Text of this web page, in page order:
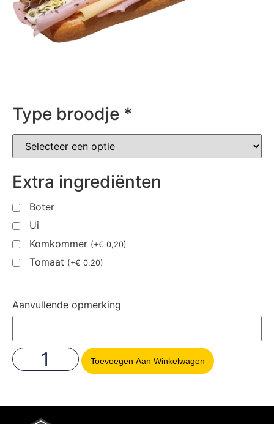
Type broodje *
Extra ingrediënten
Boter
Ui
Komkommer (+€ 0,20)
Tomaat (+€ 0,20)
Aanvullende opmerking
Toevoegen Aan Winkelwagen